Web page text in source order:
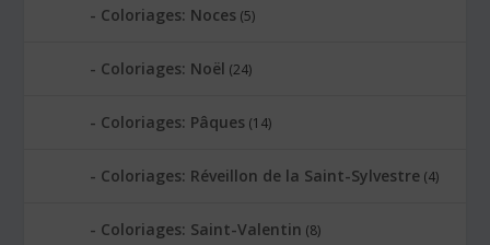
Coloriages: Noces (5)
Coloriages: Noël (24)
Coloriages: Pâques (14)
Coloriages: Réveillon de la Saint-Sylvestre (4)
Coloriages: Saint-Valentin (8)